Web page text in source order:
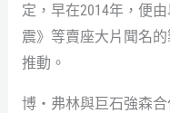
定，早在2014年，便
震》等賣座大片聞名
推動。
博・弗林與巨石強森